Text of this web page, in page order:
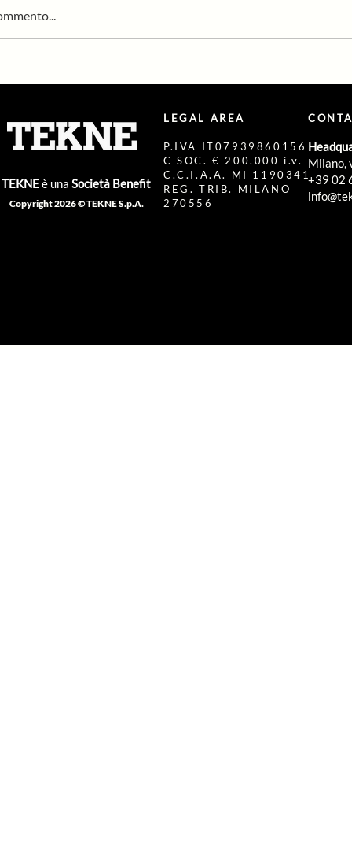
azioni concrete per
TEKNEè una Società Benefit
Copyright 2026 © TEKNE S.p.A.
LEGAL AREA
P.IVA IT07939860156
C SOC. € 200.000 i.v.
C.C.I.A.A. MI 1190341
REG. TRIB. MILANO
270556
Milano,
+39 02